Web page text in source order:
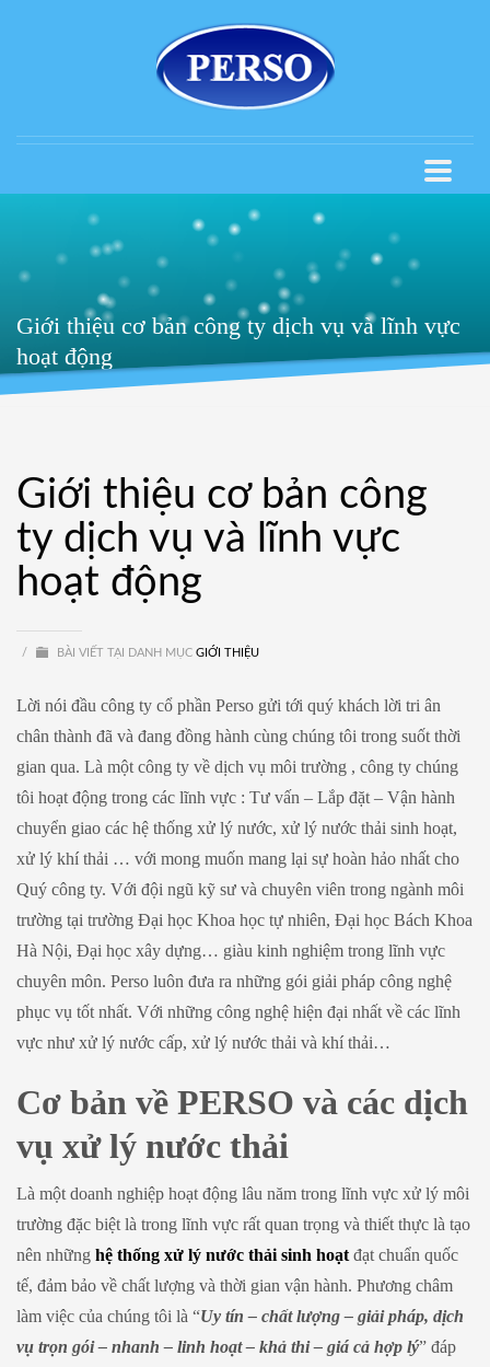
Giới thiệu cơ bản công ty dịch vụ và lĩnh vực
hoạt động
Giới thiệu cơ bản công
ty dịch vụ và lĩnh vực
hoạt động
/ BÀI VIẾT TẠI DANH MỤC GIỚI THIỆU
Lời nói đầu công ty cổ phần Perso gửi tới quý khách lời tri ân
chân thành đã và đang đồng hành cùng chúng tôi trong suốt thời
gian qua. Là một công ty về dịch vụ môi trường , công ty chúng
tôi hoạt động trong các lĩnh vực : Tư vấn – Lắp đặt – Vận hành
chuyển giao các hệ thống xử lý nước, xử lý nước thải sinh hoạt,
xử lý khí thải … với mong muốn mang lại sự hoàn hảo nhất cho
Quý công ty. Với đội ngũ kỹ sư và chuyên viên trong ngành môi
trường tại trường Đại học Khoa học tự nhiên, Đại học Bách Khoa
Hà Nội, Đại học xây dựng… giàu kinh nghiệm trong lĩnh vực
chuyên môn. Perso luôn đưa ra những gói giải pháp công nghệ
phục vụ tốt nhất. Với những công nghệ hiện đại nhất về các lĩnh
vực như xử lý nước cấp, xử lý nước thải và khí thải…
Cơ bản về PERSO và các dịch
vụ xử lý nước thải
Là một doanh nghiệp hoạt động lâu năm trong lĩnh vực xử lý môi
trường đặc biệt là trong lĩnh vực rất quan trọng và thiết thực là tạo
nên những hệ thống xử lý nước thải sinh hoạt đạt chuẩn quốc
tế, đảm bảo về chất lượng và thời gian vận hành. Phương châm
làm việc của chúng tôi là “Uy tín – chất lượng – giải pháp, dịch
vụ trọn gói – nhanh – linh hoạt – khả thi – giá cả hợp lý” đáp